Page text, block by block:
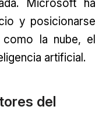
Microsoft ha
y posicionarse
la nube, el
artificial.
del